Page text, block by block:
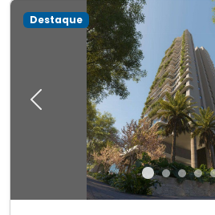
Previous
Destaque